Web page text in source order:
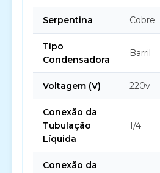
Serpentina Cobre
Tipo
Condensadora
Barril
Voltagem (V) 220v
Conexão da
Tubulação
Líquida
1/4
Conexão da